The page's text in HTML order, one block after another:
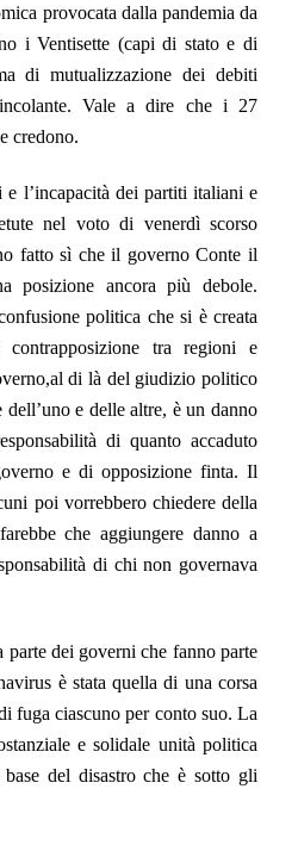
provocata dalla pandemia da
i Ventisette (capi di stato e di
di mutualizzazione dei debiti
Vale a dire che i 27
credono.
l’incapacità dei partiti italiani e
nel voto di venerdì scorso
fatto sì che il governo Conte il
posizione ancora più debole.
politica che si è creata
tra regioni e
di là del giudizio politico
dell’uno e delle altre, è un danno
di quanto accaduto
e di opposizione finta. Il
poi vorrebbero chiedere della
che aggiungere danno a
di chi non governava
parte dei governi che fanno parte
è stata quella di una corsa
fuga ciascuno per conto suo. La
e solidale unità politica
del disastro che è sotto gli